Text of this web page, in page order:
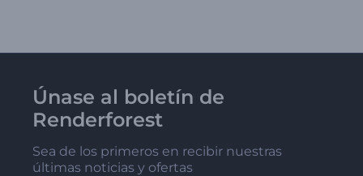
Únase al boletín de
Renderforest
Sea de los primeros en recibir nuestras
últimas noticias y ofertas